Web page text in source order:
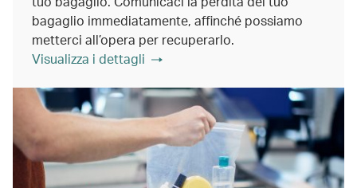
bagaglio immediatamente, affinché possiamo
metterci all’opera per recuperarlo.
Visualizza i dettagli